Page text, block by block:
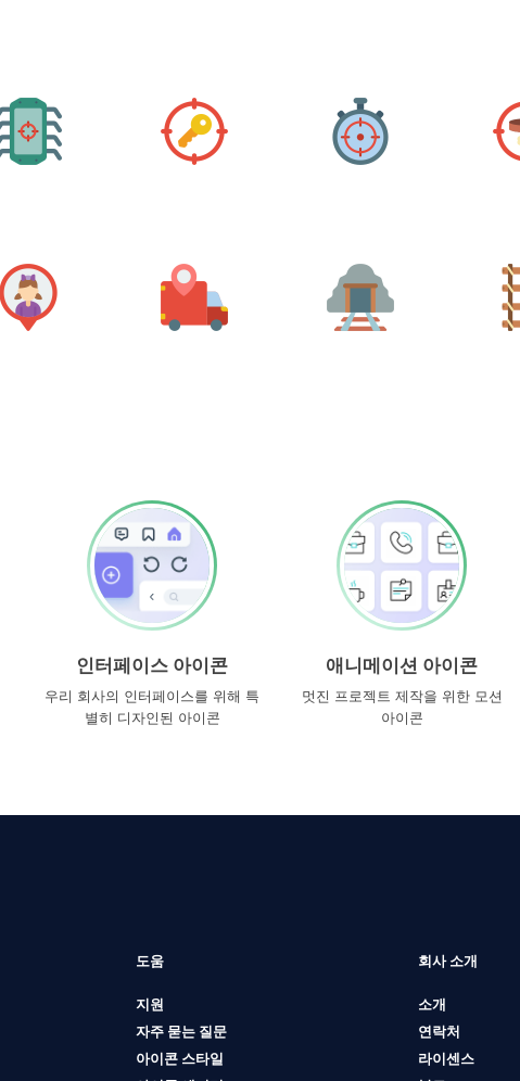
인터페이스 아이콘
우리 회사의 인터페이스를 위해 특
별히 디자인된 아이콘
애니메이션 아이콘
멋진 프로젝트 제작을 위한 모션
아이콘
도움
지원
자주 묻는 질문
아이콘 스타일
회사 소개
소개
연락처
라이센스